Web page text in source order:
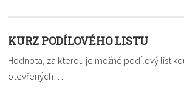
KURZ PODÍLOVÉHO LISTU
Hodnota, za kterou je možné podílový list
otevřených…